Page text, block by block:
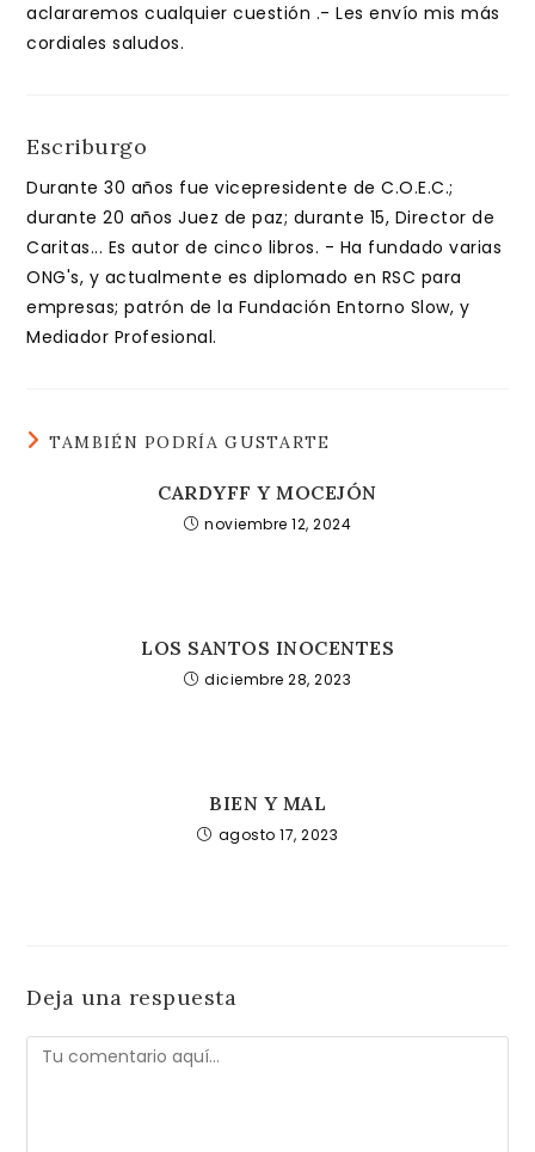
aclararemos cualquier cuestión .- Les envío mis más
cordiales saludos.
Escriburgo
Durante 30 años fue vicepresidente de C.O.E.C.;
durante 20 años Juez de paz; durante 15, Director de
Caritas... Es autor de cinco libros. - Ha fundado varias
ONG's, y actualmente es diplomado en RSC para
empresas; patrón de la Fundación Entorno Slow, y
Mediador Profesional.
TAMBIÉN PODRÍA GUSTARTE
CARDYFF Y MOCEJÓN
noviembre 12, 2024
LOS SANTOS INOCENTES
diciembre 28, 2023
BIEN Y MAL
agosto 17, 2023
Deja una respuesta
Comentario